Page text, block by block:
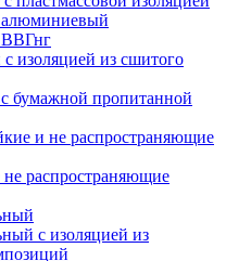
алюминиевый
ВВГнг
изоляцией из сшитого
бумажной пропитанной
и не распространяющие
распространяющие
с изоляцией из